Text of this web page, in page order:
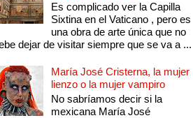
Es complicado ver la Capilla
Sixtina en el Vaticano , pero es
una obra de arte única que no
dejar de visitar siempre que se va a ...
María José Cristerna, la mujer
lienzo o la mujer vampiro
No sabríamos decir si la
mexicana María José